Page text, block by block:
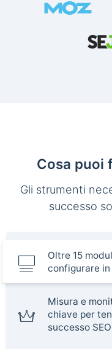
Cosa puoi
Gli strumenti
successo
Oltre 15
configurare
Misura e
chiave per
successo SEO